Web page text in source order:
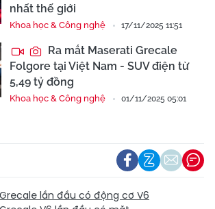
nhất thế giới
Khoa học & Công nghệ 17/11/2025 11:51
Ra mắt Maserati Grecale
Folgore tại Việt Nam - SUV điện từ
5,49 tỷ đồng
Khoa học & Công nghệ 01/11/2025 05:01
lần đầu có động cơ V6